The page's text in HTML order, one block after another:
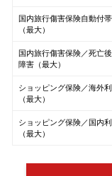
国内旅行傷害保険自動付帯
（最大）
国内旅行傷害保険／死亡
障害（最大）
ショッピング保険／海外
（最大）
ショッピング保険／国内
（最大）